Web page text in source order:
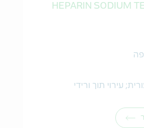
HEPARIN SODIUM
עירוי תוך ורידי